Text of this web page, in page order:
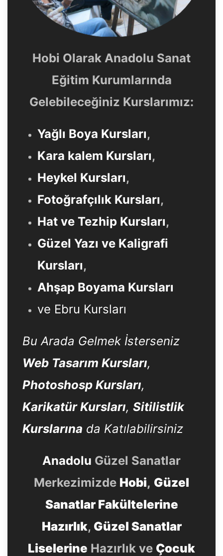
Hobi Olarak Anadolu Sanat
Eğitim Kurumlarında
Gelebileceğiniz Kurslarımız:
Yağlı Boya Kursları,
Kara kalem Kursları,
Heykel Kursları,
Fotoğrafçılık Kursları,
Hat ve Tezhip Kursları,
Güzel Yazı ve Kaligrafi
Kursları,
Ahşap Boyama Kursları
ve Ebru Kursları
Bu Arada Gelmek İsterseniz
Web Tasarım Kursları,
Photoshosp Kursları,
Karikatür Kursları, Sitilistlik
Kurslarına da Katılabilirsiniz
Anadolu Güzel Sanatlar
Merkezimizde Hobi, Güzel
Sanatlar Fakültelerine
Hazırlık, Güzel Sanatlar
Liselerine Hazırlık ve Çocuk